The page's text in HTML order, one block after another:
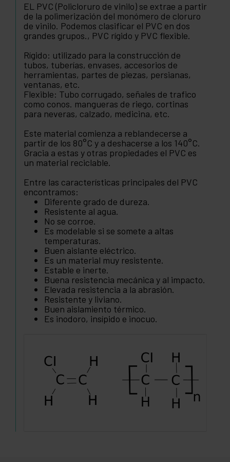
EL PVC (Policloruro de vinilo) se extrae a partir
de la polimerización del monómero de cloruro
de vinilo. Podemos clasificar el PVC en dos
grandes grupos., PVC rígido y PVC flexible.
Rígido: utilizado para la construcción de
tubos, tuberías, envases, accesorios de
herramientas, partes de piezas, persianas,
ventanas, etc.
Flexible: Tubo corrugado, señales de trafico
como conos. mangueras de riego, cortinas
para neveras, calzado, medicina, etc.
Este material comienza a reblandecerse a
partir de los 80°C y a deshacerse a los 140°C.
Gracia a estas y otras propiedades el PVC es
un material reciclable.
Entre las características principales del PVC
encontramos:
Diferente grado de dureza.
Resistente al agua.
No se corroe.
Es modelable si se somete a altas
temperaturas.
Buen aislante eléctrico.
Es un material muy resistente.
Estable e inerte.
Buena resistencia mecánica y al impacto.
Elevada resistencia a la abrasión.
Resistente y liviano.
Buen aislamiento térmico.
Es inodoro, insípido e inocuo.